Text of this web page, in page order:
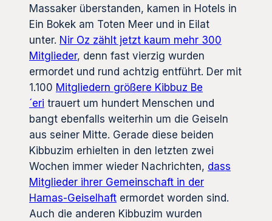
Massaker überstanden, kamen in Hotels in
Ein Bokek am Toten Meer und in Eilat
unter. Nir Oz zählt jetzt kaum mehr 300
Mitglieder, denn fast vierzig wurden
ermordet und rund achtzig entführt. Der mit
1.100 Mitgliedern größere Kibbuz Be
´eri trauert um hundert Menschen und
bangt ebenfalls weiterhin um die Geiseln
aus seiner Mitte. Gerade diese beiden
Kibbuzim erhielten in den letzten zwei
Wochen immer wieder Nachrichten, dass
Mitglieder ihrer Gemeinschaft in der
Hamas-Geiselhaft ermordet worden sind.
Auch die anderen Kibbuzim wurden